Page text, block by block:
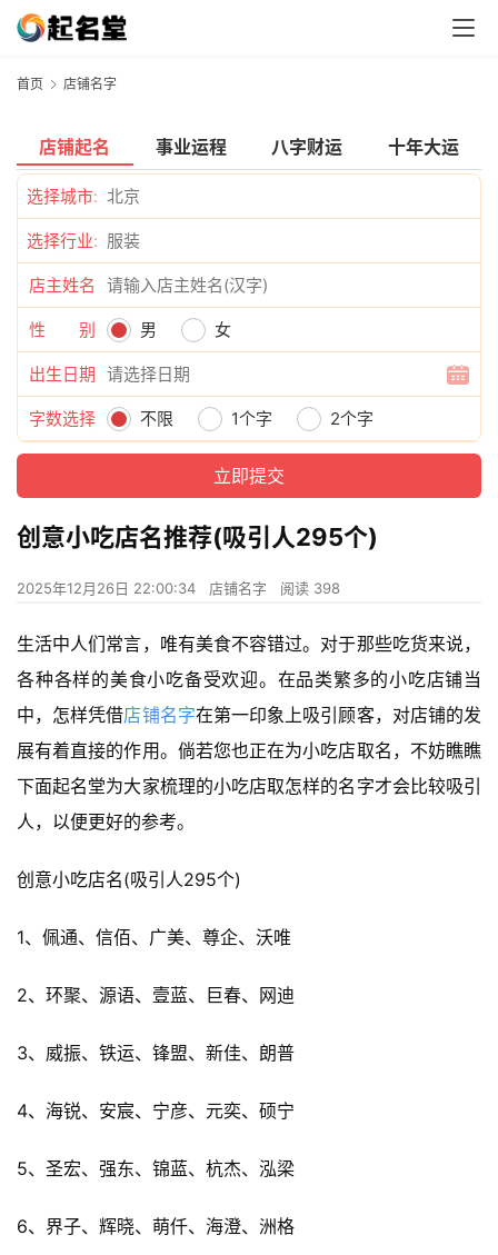
首页 店铺名字
店铺起名 事业运程 八字财运 十年大运
选择城市:
选择行业:
店主姓名
性 别 男 女
出生日期
字数选择 不限 1个字 2个字
创意小吃店名推荐(吸引人295个)
2025年12月26日 22:00:34 店铺名字 阅读 398
生活中人们常言，唯有美食不容错过。对于那些吃货来说，
各种各样的美食小吃备受欢迎。在品类繁多的小吃店铺当
中，怎样凭借店铺名字在第一印象上吸引顾客，对店铺的发
展有着直接的作用。倘若您也正在为小吃店取名，不妨瞧瞧
下面起名堂为大家梳理的小吃店取怎样的名字才会比较吸引
人，以便更好的参考。
创意小吃店名(吸引人295个)
1、佩通、信佰、广美、尊企、沃唯
2、环聚、源语、壹蓝、巨春、网迪
3、威振、铁运、锋盟、新佳、朗普
4、海锐、安宸、宁彦、元奕、硕宁
5、圣宏、强东、锦蓝、杭杰、泓梁
6、界子、辉晓、萌仟、海澄、洲格